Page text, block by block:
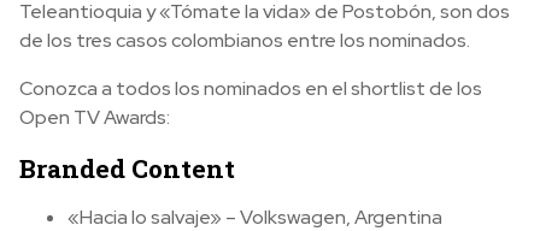
Teleantioquia y «Tómate la vida» de Postobón, son dos
de los tres casos colombianos entre los nominados.
Conozca a todos los nominados en el shortlist de los
Open TV Awards:
Branded Content
«Hacia lo salvaje» – Volkswagen, Argentina